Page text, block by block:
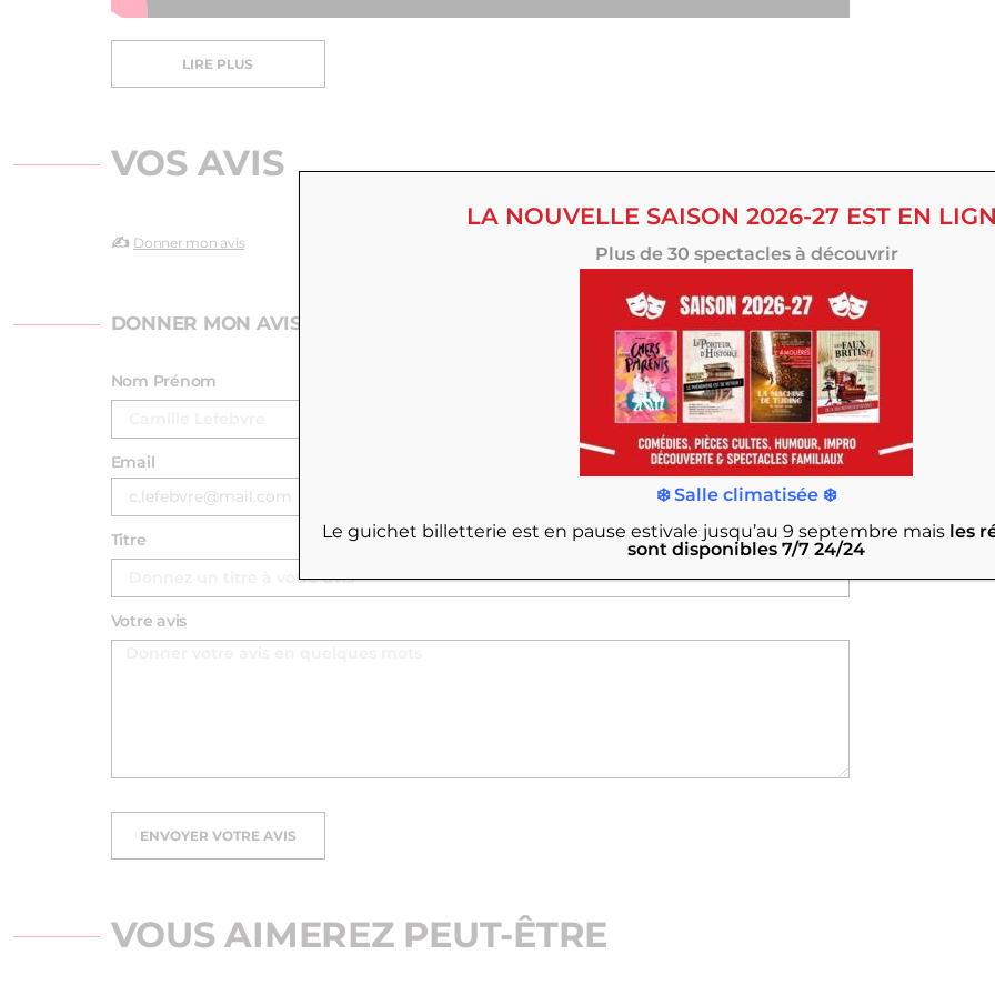
LIRE PLUS
VOS AVIS
✍️ Donner mon avis
DONNER MON AVIS
Nom Prénom
Email
Titre
Votre avis
ENVOYER VOTRE AVIS
VOUS AIMEREZ PEUT-ÊTRE
LA NOUVELLE SAISON 2026-27 EST EN
Plus de 30 spectacles à découvrir
❄️ Salle climatisée ❄️
Le guichet billetterie est en pause estivale jusqu’au 9 septembre maisles
sont disponibles 7/7 24/24